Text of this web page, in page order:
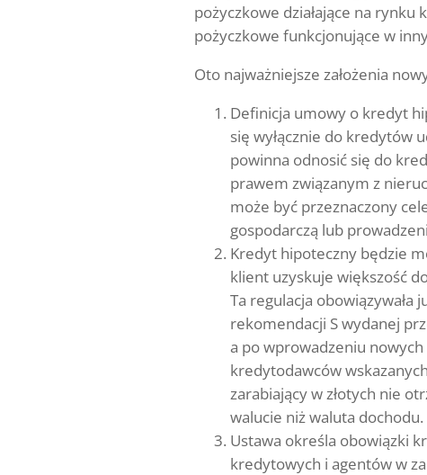
pożyczkowe działające na
pożyczkowe funkcjonujące w
Oto najważniejsze założenia
Definicja umowy o kredyt
się wyłącznie do kredytów
powinna odnosić się do
prawem związanym z
może być przeznaczony
gospodarczą lub
Kredyt hipoteczny będzie
klient uzyskuje większość
Ta regulacja obowiązywała
rekomendacji S wydanej
a po wprowadzeniu
kredytodawców
zarabiający w złotych nie
walucie niż waluta dochodu.
Ustawa określa obowiązki
kredytowych i agentów w